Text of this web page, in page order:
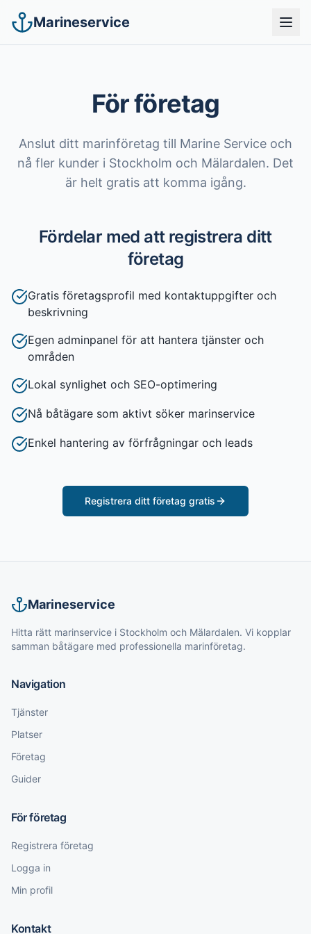
Marineservice
För företag
Anslut ditt marinföretag till Marine Service och
nå fler kunder i Stockholm och Mälardalen. Det
är helt gratis att komma igång.
Fördelar med att registrera ditt
företag
Gratis företagsprofil med kontaktuppgifter och
beskrivning
Egen adminpanel för att hantera tjänster och
områden
Lokal synlighet och SEO-optimering
Nå båtägare som aktivt söker marinservice
Enkel hantering av förfrågningar och leads
Registrera ditt företag gratis
Marineservice
Hitta rätt marinservice i Stockholm och Mälardalen. Vi kopplar
samman båtägare med professionella marinföretag.
Navigation
Tjänster
Platser
Företag
Guider
För företag
Registrera företag
Logga in
Min profil
Kontakt